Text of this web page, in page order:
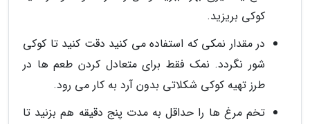
کوکی بریزید.
در مقدار نمکی که استفاده می کنید دقت کنید تا کوکی
شور نگردد. نمک فقط برای متعادل کردن طعم ها در
طرز تهیه کوکی شکلاتی بدون آرد به کار می رود.
تخم مرغ ها را حداقل به مدت پنج دقیقه هم بزنید تا